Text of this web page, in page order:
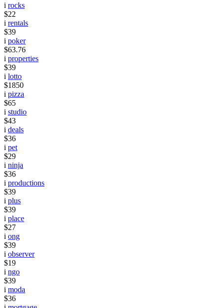
i rocks
$22
i rentals
$39
i poker
$63.76
i properties
$39
i lotto
$1850
i pizza
$65
i studio
$43
i deals
$36
i pet
$29
i ninja
$36
i productions
$39
i plus
$39
i place
$27
i ong
$39
i observer
$19
i ngo
$39
i moda
$36